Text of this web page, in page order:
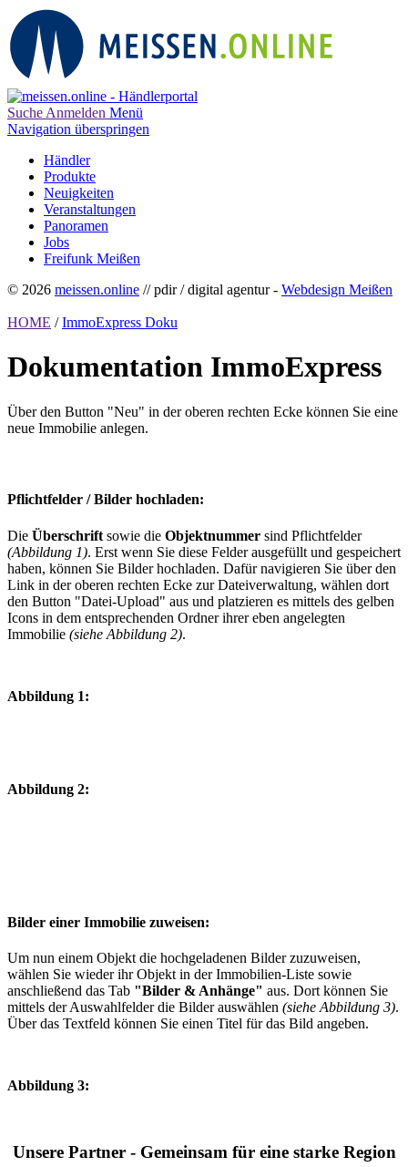
Suche Anmelden Menü
Navigation überspringen
Händler
Produkte
Neuigkeiten
Veranstaltungen
Panoramen
Jobs
Freifunk Meißen
© 2026 meissen.online // pdir / digital agentur - Webdesign Meißen
HOME / ImmoExpress Doku
Dokumentation ImmoExpress
Über den Button "Neu" in der oberen rechten Ecke können Sie eine
neue Immobilie anlegen.
Pflichtfelder / Bilder hochladen:
Die Überschrift sowie die Objektnummer sind Pflichtfelder
(Abbildung 1). Erst wenn Sie diese Felder ausgefüllt und gespeichert
haben, können Sie Bilder hochladen. Dafür navigieren Sie über den
Link in der oberen rechten Ecke zur Dateiverwaltung, wählen dort
den Button "Datei-Upload" aus und platzieren es mittels des gelben
Icons in dem entsprechenden Ordner ihrer eben angelegten
Immobilie (siehe Abbildung 2).
Abbildung 1:
Abbildung 2:
Bilder einer Immobilie zuweisen:
Um nun einem Objekt die hochgeladenen Bilder zuzuweisen,
wählen Sie wieder ihr Objekt in der Immobilien-Liste sowie
anschließend das Tab "Bilder & Anhänge" aus. Dort können Sie
mittels der Auswahlfelder die Bilder auswählen (siehe Abbildung 3).
Über das Textfeld können Sie einen Titel für das Bild angeben.
Abbildung 3:
Unsere Partner - Gemeinsam für eine starke Region